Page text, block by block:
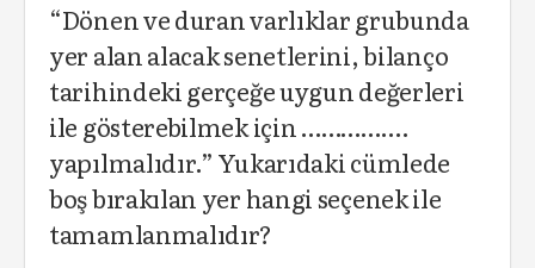
“Dönen ve duran varlıklar grubunda
yer alan alacak senetlerini, bilanço
tarihindeki gerçeğe uygun değerleri
ile gösterebilmek için …………….
yapılmalıdır.” Yukarıdaki cümlede
boş bırakılan yer hangi seçenek ile
tamamlanmalıdır?